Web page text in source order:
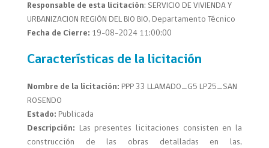
Responsable de esta licitación: SERVICIO DE VIVIENDA Y
URBANIZACION REGIÓN DEL BIO BIO, Departamento Técnico
Fecha de Cierre: 19-08-2024 11:00:00
Características de la licitación
Nombre de la licitación: PPP 33 LLAMADO_G5 LP25_SAN
ROSENDO
Estado: Publicada
Descripción: Las presentes licitaciones consisten en la
construcción de las obras detalladas en las,